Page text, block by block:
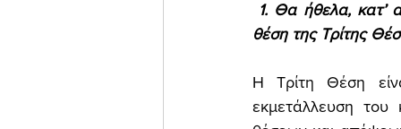
1. Θα ήθελα, κατ’
θέση της Τρίτης
Η Τρίτη Θέση
εκμετάλλευση του